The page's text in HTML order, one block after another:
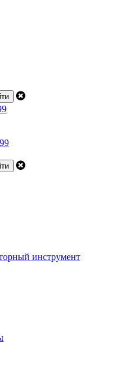
инструмент